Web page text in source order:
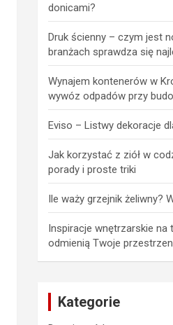
donicami?
Druk ścienny – czym jest
branżach sprawdza się
Wynajem kontenerów w
wywóz odpadów przy
Eviso – Listwy dekoracje
Jak korzystać z ziół w
porady i proste triki
Ile waży grzejnik żeliwny?
Inspiracje wnętrzarskie na
odmienią Twoje
Kategorie